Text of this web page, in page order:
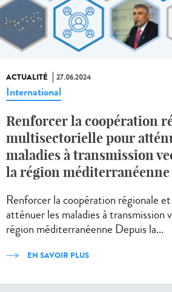
ACTUALITÉ 27.06.2024
International
Renforcer la coopération
multisectorielle pour
maladies à transmission
la région méditerranéenne
Renforcer la coopération régionale
atténuer les maladies à transmission
région méditerranéenne Depuis la...
EN SAVOIR PLUS